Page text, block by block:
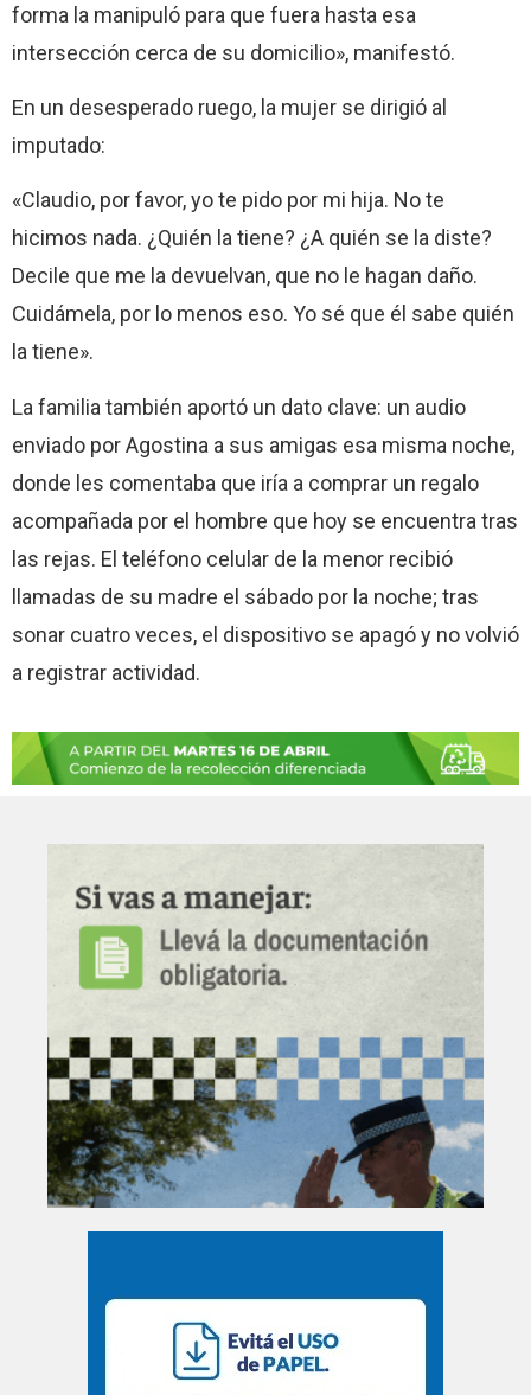
forma la manipuló para que fuera hasta esa
intersección cerca de su domicilio», manifestó.
En un desesperado ruego, la mujer se dirigió al
imputado:
«Claudio, por favor, yo te pido por mi hija. No te
hicimos nada. ¿Quién la tiene? ¿A quién se la diste?
Decile que me la devuelvan, que no le hagan daño.
Cuidámela, por lo menos eso. Yo sé que él sabe quién
la tiene».
La familia también aportó un dato clave: un audio
enviado por Agostina a sus amigas esa misma noche,
donde les comentaba que iría a comprar un regalo
acompañada por el hombre que hoy se encuentra tras
las rejas. El teléfono celular de la menor recibió
llamadas de su madre el sábado por la noche; tras
sonar cuatro veces, el dispositivo se apagó y no volvió
a registrar actividad.